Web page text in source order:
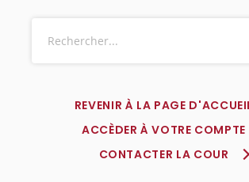
REVENIR À LA PAGE
ACCÈDER À VOTRE COMPTE
CONTACTER LA COUR